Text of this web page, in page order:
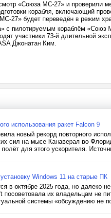
«Союза МС-27» и проверили
корабля, включающий
27» будет переведён в режим
с пилотируемым кораблём
участники 73-й длительной
Джонатан Ким.
использования ракет Falcon 9
новый рекорд повторного
сил на мысе Канаверал во
для этого ускорителя.
Windows 11 на старые ПК
в октябре 2025 года, но далеко
их владельцам не
системы «обсуждению не